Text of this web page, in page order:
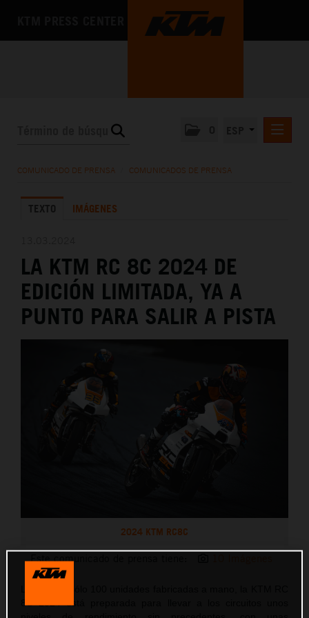
LA EMPRESA
COMUNICADO DE PRENSA COMUNICADOS DE PRENSA
TEXTO IMÁGENES
LA KTM RC 8C 2024 DE
EDICIÓN LIMITADA, YA A
PUNTO PARA SALIR A PISTA
2024 KTM RC8C
Este comunicado de prensa tiene:
8C 2024 está preparada para llevar a los circuitos unos